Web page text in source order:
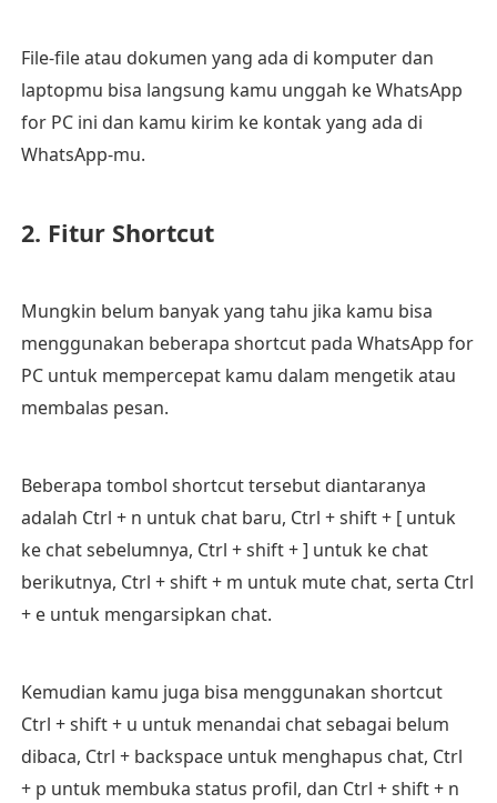
File-file atau dokumen yang ada di komputer dan
laptopmu bisa langsung kamu unggah ke WhatsApp
for PC ini dan kamu kirim ke kontak yang ada di
WhatsApp-mu.
2. Fitur Shortcut
Mungkin belum banyak yang tahu jika kamu bisa
menggunakan beberapa shortcut pada WhatsApp for
PC untuk mempercepat kamu dalam mengetik atau
membalas pesan.
Beberapa tombol shortcut tersebut diantaranya
adalah Ctrl + n untuk chat baru, Ctrl + shift + [ untuk
ke chat sebelumnya, Ctrl + shift + ] untuk ke chat
berikutnya, Ctrl + shift + m untuk mute chat, serta Ctrl
+ e untuk mengarsipkan chat.
Kemudian kamu juga bisa menggunakan shortcut
Ctrl + shift + u untuk menandai chat sebagai belum
dibaca, Ctrl + backspace untuk menghapus chat, Ctrl
+ p untuk membuka status profil, dan Ctrl + shift + n